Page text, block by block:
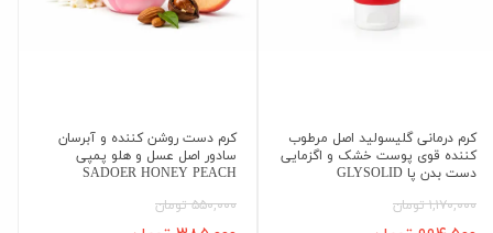
کرم درمانی گلیسولید اصل مرطوب
کننده قوی پوست خشک و اگزمایی
دست بدن پا GLYSOLID
۱,۱۷۰,۰۰۰ تومان
کرم دست روشن کننده و آبرسان
سادور اصل عسل و هلو پمپی
SADOER HONEY PEACH
۵۵۰,۰۰۰ تومان